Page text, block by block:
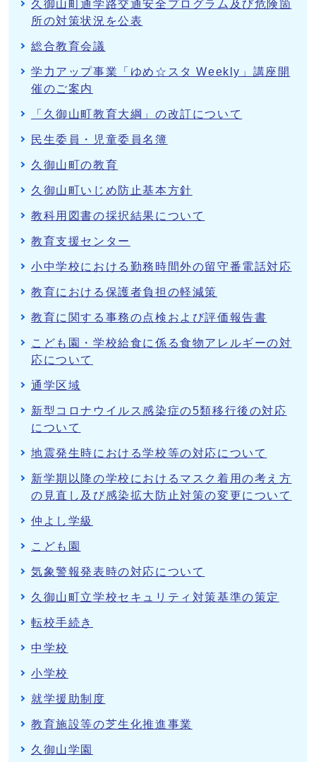
久御山町通学路交通安全プログラム及び危険箇
所の対策状況を公表
総合教育会議
学力アップ事業「ゆめ☆スタ Weekly」講座開
催のご案内
「久御山町教育大綱」の改訂について
民生委員・児童委員名簿
久御山町の教育
久御山町いじめ防止基本方針
教科用図書の採択結果について
教育支援センター
小中学校における勤務時間外の留守番電話対応
教育における保護者負担の軽減策
教育に関する事務の点検および評価報告書
こども園・学校給食に係る食物アレルギーの対
応について
通学区域
新型コロナウイルス感染症の5類移行後の対応
について
地震発生時における学校等の対応について
新学期以降の学校におけるマスク着用の考え方
の見直し及び感染拡大防止対策の変更について
仲よし学級
こども園
気象警報発表時の対応について
久御山町立学校セキュリティ対策基準の策定
転校手続き
中学校
小学校
就学援助制度
教育施設等の芝生化推進事業
久御山学園